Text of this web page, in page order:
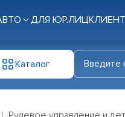
ДЛЯ ЮР.ЛИЦ
Каталог